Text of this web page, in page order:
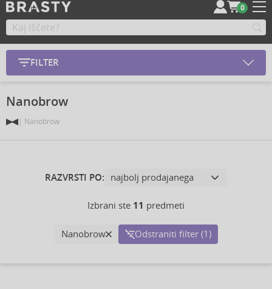
0
FILTER
Nanobrow
Nanobrow
RAZVRSTI PO:
Izbrani ste 11 predmeti
Nanobrow Odstraniti filter (1)